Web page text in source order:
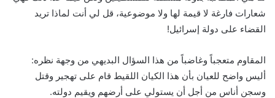
شعارات فارغة لا قيمة لها ولا موضوعية، قل لي أنت لماذا تريد
القضاء على دولة إسرائيل!
المقاوم متعجباً وغاضباً من هذا السؤال البديهي من وجهة نظره:
أليس واضح للعيان بأن هذا الكيان اللقيط قام على تهجير وقتل
وسجن أناس من أجل أن يستولي على أرضهم ويقيم دولته.